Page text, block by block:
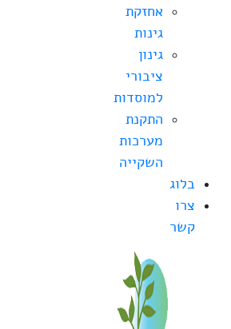
אחזקת
גינות
גינון
ציבורי
למוסדות
התקנת
מערכות
השקייה
בלוג
צרו
קשר